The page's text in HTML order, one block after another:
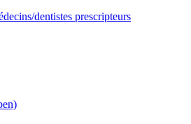
dentistes prescripteurs